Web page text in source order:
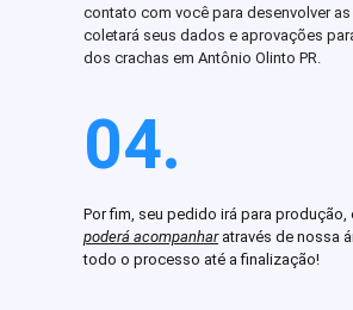
contato com você para desenvolver as
coletará seus dados e aprovações
dos crachas em Antônio Olinto PR.
04.
Por fim, seu pedido irá para produção,
poderá acompanharatravés de nossa
todo o processo até a finalização!